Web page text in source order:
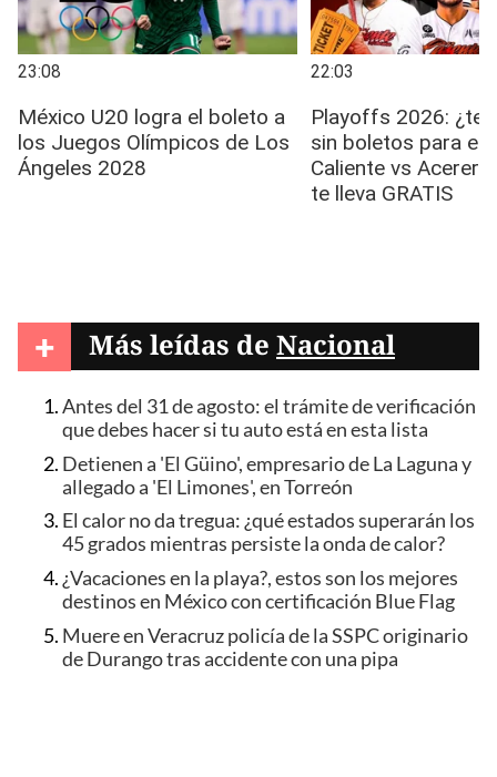
+ Más leídas de Nacional
Antes del 31 de agosto: el trámite de verificación
que debes hacer si tu auto está en esta lista
Detienen a 'El Güino', empresario de La Laguna y
allegado a 'El Limones', en Torreón
El calor no da tregua: ¿qué estados superarán los
45 grados mientras persiste la onda de calor?
¿Vacaciones en la playa?, estos son los mejores
destinos en México con certificación Blue Flag
Muere en Veracruz policía de la SSPC originario
de Durango tras accidente con una pipa